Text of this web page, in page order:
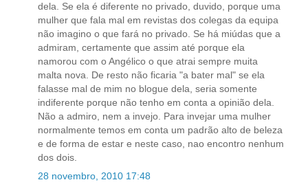
dela. Se ela é diferente no privado, duvido, porque uma
mulher que fala mal em revistas dos colegas da equipa
não imagino o que fará no privado. Se há miúdas que a
admiram, certamente que assim até porque ela
namorou com o Angélico o que atrai sempre muita
malta nova. De resto não ficaria "a bater mal" se ela
falasse mal de mim no blogue dela, seria somente
indiferente porque não tenho em conta a opinião dela.
Não a admiro, nem a invejo. Para invejar uma mulher
normalmente temos em conta um padrão alto de beleza
e de forma de estar e neste caso, nao encontro nenhum
dos dois.
28 novembro, 2010 17:48